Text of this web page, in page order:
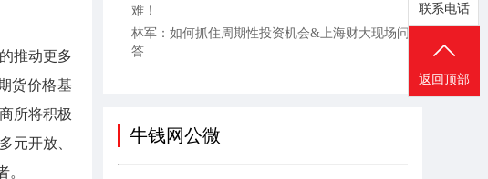
推动更多
货价格基
所将积极
元开放、
。
难！
林军：如何抓住周期性投资机会&上海财大现场问
答
牛钱网公微
联系电话
返回顶部